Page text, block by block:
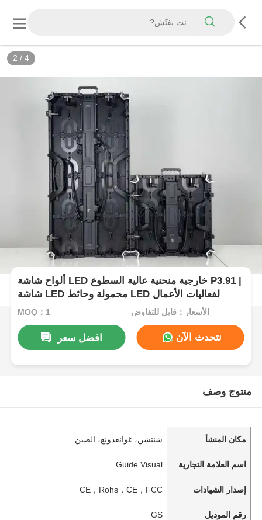
3 / 4
ألواح شاشة LED خارجية منحنية عالية السطوع P3.91 |
شاشة LED محمولة وحائط LED لفعاليات الأعمال
MOQ：1 الأسعار：قابل للتفاوض
افضل سعر نتحدث الآن
منتوج وصف
مكان المنشأ شنتشن، غوانغدونغ، الصين
اسم العلامة التجارية Guide Visual
إصدار الشهادات CE，Rohs，CE，FCC
رقم الموديل GS